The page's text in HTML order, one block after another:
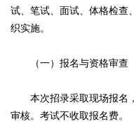
试、笔试、面试、体格检查
织实施。
（一）报名与资格审查
本次招录采取现场报名
审核。考试不收取报名费。